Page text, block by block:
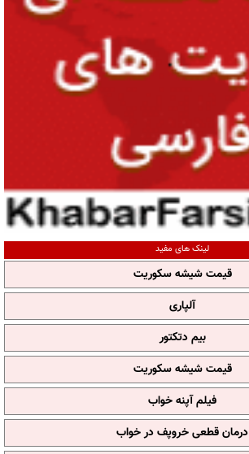
لینک های مفید
قیمت شیشه سکوریت
آلپاری
بیم دتکتور
قیمت شیشه سکوریت
فیلم آپنه خواب
درمان قطعی خروپف در خواب